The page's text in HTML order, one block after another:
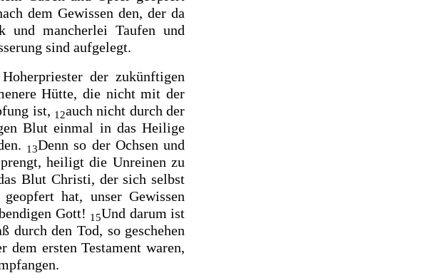
dem Gewissen den, der da
und mancherlei Taufen und
sind aufgelegt.
Hoherpriester derzukünftigen
Hütte, die nicht mit der
ist, 12auch nicht durch der
Bluteinmal in das Heilige
13Denn so der Ochsen und
heiligt die Unreinen zu
Blut Christi, der sich selbst
hat, unser Gewissen
Gott! 15Und darum ist
durch den Tod, so geschehen
dem ersten Testament waren,